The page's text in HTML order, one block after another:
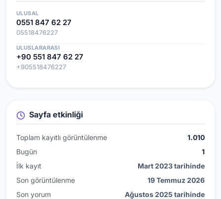
ULUSAL
0551 847 62 27
05518476227
ULUSLARARASI
+90 551 847 62 27
+905518476227
Sayfa etkinliği
Toplam kayıtlı görüntülenme
1.010
Bugün
1
İlk kayıt
Mart 2023 tarihinde
Son görüntülenme
19 Temmuz 2026
Son yorum
Ağustos 2025 tarihinde